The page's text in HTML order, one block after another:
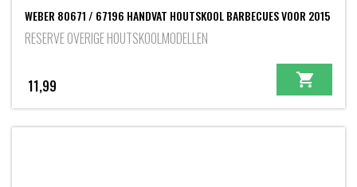
WEBER 80671 / 67196 HANDVAT HOUTSKOOL BARBECUES VOOR 2015
RESERVE OVERIGE HOUTSKOOLMODELLEN
11,99